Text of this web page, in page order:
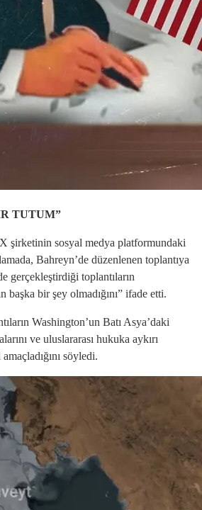
TUTUM”
şirketinin sosyal medya platformundaki
Bahreyn’de düzenlenen toplantıya
gerçekleştirdiği toplantıların
başka bir şey olmadığını” ifade etti.
Washington’un Batı Asya’daki
ve uluslararası hukuka aykırı
söyledi.